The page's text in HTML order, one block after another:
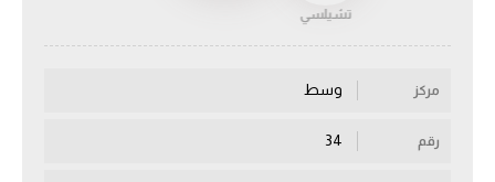
أقسام
تشيلسي
مركز وسط
رقم